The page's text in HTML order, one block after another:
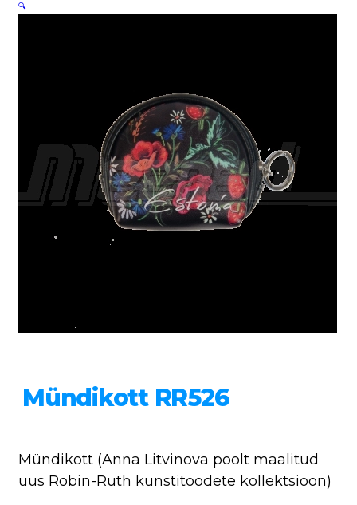
Mündikott RR526
Mündikott (Anna Litvinova poolt maalitud
uus Robin-Ruth kunstitoodete kollektsioon)
🔍